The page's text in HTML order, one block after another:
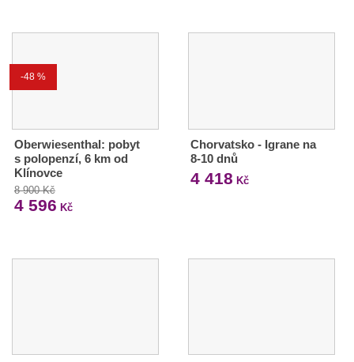
-48 %
Oberwiesenthal: pobyt
s polopenzí, 6 km od
Klínovce
8 900 Kč
4 596 Kč
Chorvatsko - Igrane na
8-10 dnů
4 418 Kč